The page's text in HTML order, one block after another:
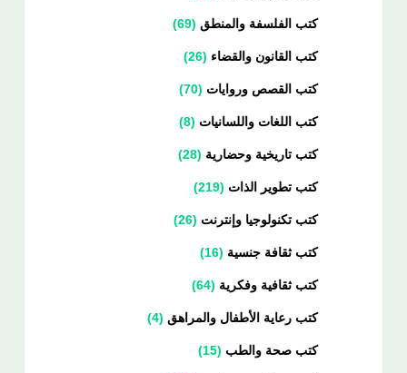
كتب الفلسفة والمنطق 69
كتب القانون والقضاء 26
كتب القصص وروايات 70
كتب اللغات واللسانيات 8
كتب تاريخية وحضارية 28
كتب تطوير الذات 219
كتب تكنولوجيا وإنترنت 26
كتب ثقافة جنسية 16
كتب ثقافية وفكرية 64
كتب رعاية الأطفال والمراهق 4
كتب صحة والطب 15